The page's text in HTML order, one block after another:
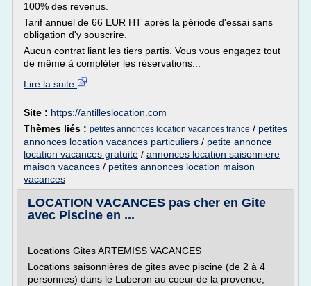
100% des revenus.
Tarif annuel de 66 EUR HT après la période d'essai sans
obligation d'y souscrire.
Aucun contrat liant les tiers partis. Vous vous engagez tout
de même à compléter les réservations...
Lire la suite
Site : https://antilleslocation.com
Thèmes liés : petites annonces location vacances france / petites
annonces location vacances particuliers / petite annonce
location vacances gratuite / annonces location saisonniere
maison vacances / petites annonces location maison
vacances
LOCATION VACANCES pas cher en Gite
avec Piscine en ...
Locations Gites ARTEMISS VACANCES
Locations saisonnières de gites avec piscine (de 2 à 4
personnes) dans le Luberon au coeur de la provence,